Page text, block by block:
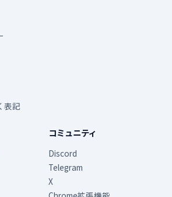
表記
コミュニティ
Discord
Telegram
X